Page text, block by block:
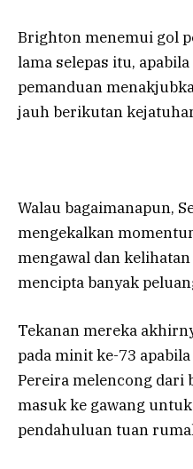
Brighton menemui gol
lama selepas itu,
pemanduan
jauh berikutan
Walau bagaimanapun,
mengekalkan
mengawal dan
mencipta banyak
Tekanan mereka
pada minit ke-73
Pereira melencong dari
masuk ke gawang
pendahuluan tuan